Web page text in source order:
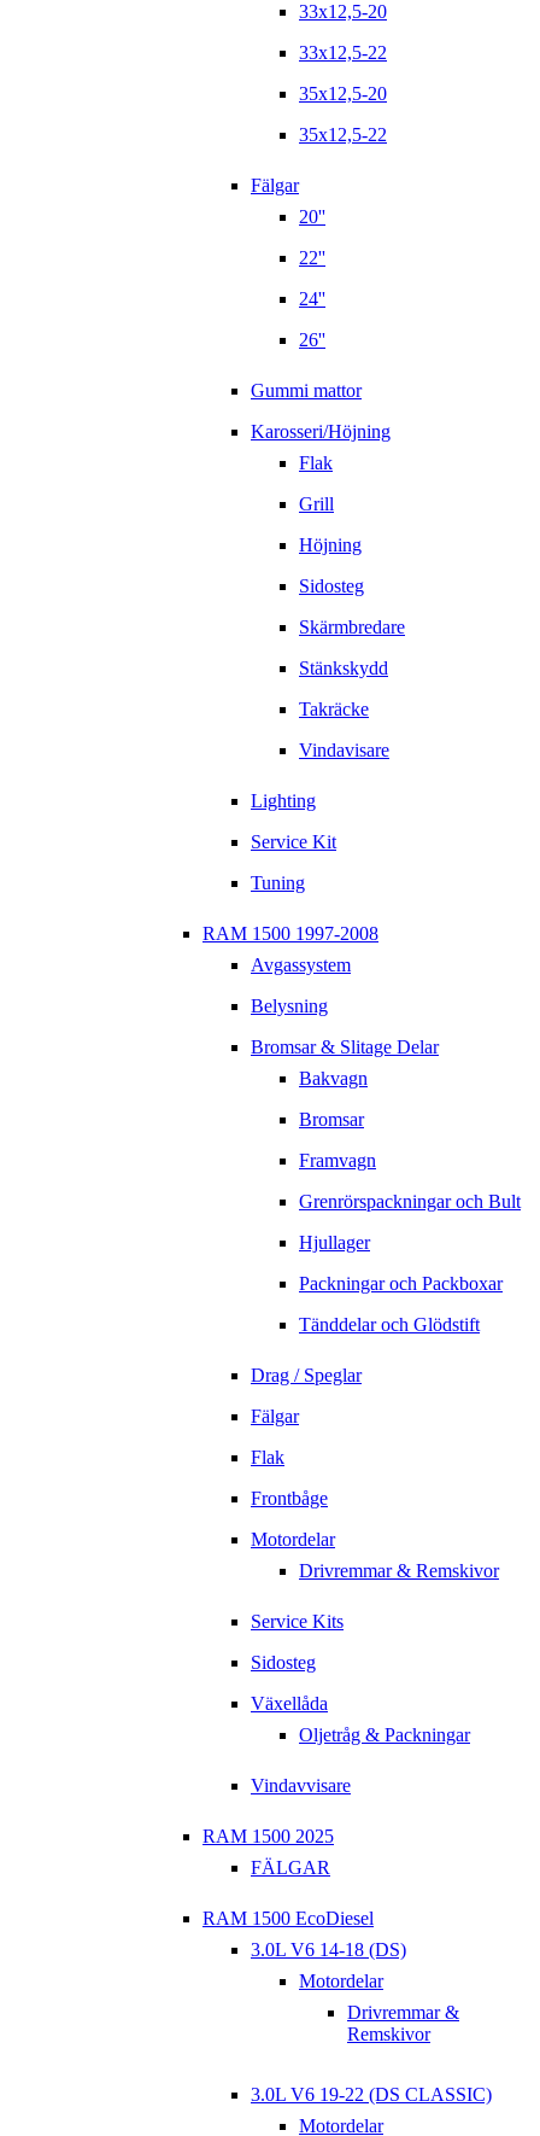
33x12,5-20
33x12,5-22
35x12,5-20
35x12,5-22
Fälgar
20''
22''
24''
26''
Gummi mattor
Karosseri/Höjning
Flak
Grill
Höjning
Sidosteg
Skärmbredare
Stänkskydd
Takräcke
Vindavisare
Lighting
Service Kit
Tuning
RAM 1500 1997-2008
Avgassystem
Belysning
Bromsar & Slitage Delar
Bakvagn
Bromsar
Framvagn
Grenrörspackningar och Bult
Hjullager
Packningar och Packboxar
Tänddelar och Glödstift
Drag / Speglar
Fälgar
Flak
Frontbåge
Motordelar
Drivremmar & Remskivor
Service Kits
Sidosteg
Växellåda
Oljetråg & Packningar
Vindavvisare
RAM 1500 2025
FÄLGAR
RAM 1500 EcoDiesel
3.0L V6 14-18 (DS)
Motordelar
Drivremmar &
Remskivor
3.0L V6 19-22 (DS CLASSIC)
Motordelar